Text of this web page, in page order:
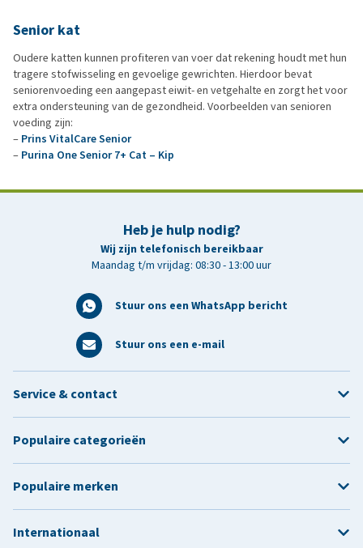
Senior kat
Oudere katten kunnen profiteren van voer dat rekening houdt met hun
tragere stofwisseling en gevoelige gewrichten. Hierdoor bevat
seniorenvoeding een aangepast eiwit- en vetgehalte en zorgt het voor
extra ondersteuning van de gezondheid. Voorbeelden van senioren
voeding zijn:
– Prins VitalCare Senior
– Purina One Senior 7+ Cat – Kip
Heb je hulp nodig?
Wij zijn telefonisch bereikbaar
Maandag t/m vrijdag: 08:30 - 13:00 uur
Stuur ons een WhatsApp bericht
Stuur ons een e-mail
Service & contact
Populaire categorieën
Populaire merken
Internationaal